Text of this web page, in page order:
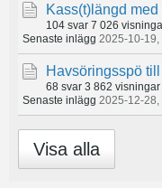
Kass(t)längd
104 svar 7 026
Senaste inlägg 2025-10-19,
Havsöringsspö
68 svar 3 862 visningar
Senaste inlägg 2025-12-28,
Visa alla